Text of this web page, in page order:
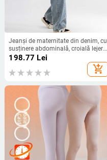
Jeanși de maternitate din denim, cu
susținere abdominală, croială lejeră,
lungime până la gleznă, 70–80%
198.77 Lei
add_shopping_cart